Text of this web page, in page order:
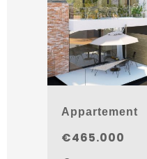
Appartement
€465.000